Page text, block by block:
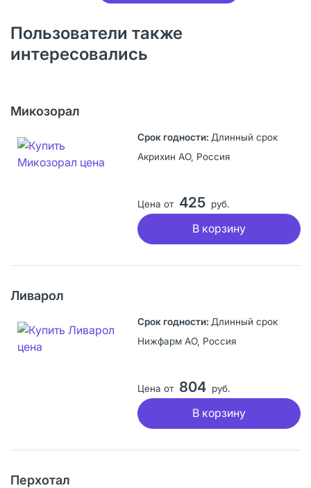
Пользователи также
интересовались
Микозорал
Длинный срок
Акрихин АО, Россия
Цена от 425 руб.
В корзину
Ливарол
Длинный срок
Нижфарм АО, Россия
Цена от 804 руб.
В корзину
Перхотал